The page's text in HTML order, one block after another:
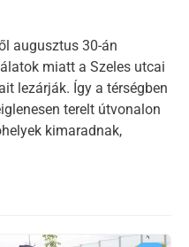
augusztus 30-án
miatt a Szeles utcai
lezárják. Így a térségben
terelt útvonalon
kimaradnak,